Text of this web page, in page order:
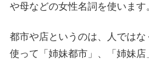
や母などの女性名詞を使います
都市や店というのは、人では
使って「姉妹都市」、「姉妹店